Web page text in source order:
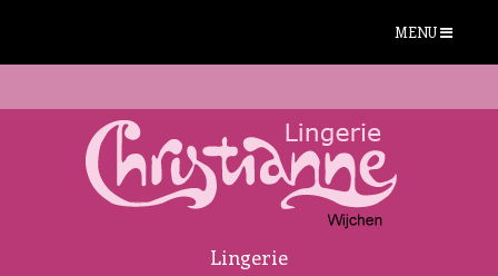
MENU
Lingerie